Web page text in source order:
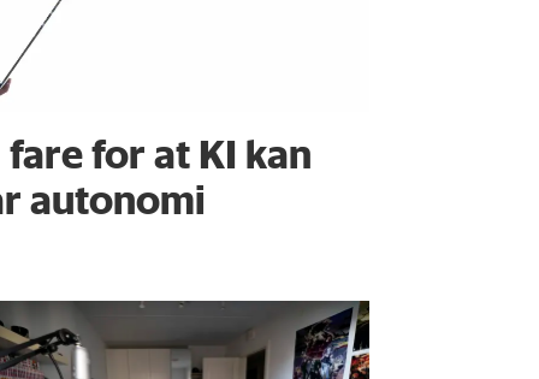
for at KI kan
autonomi